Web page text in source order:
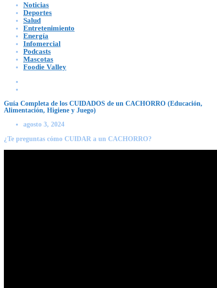
Noticias
Deportes
Salud
Entretenimiento
Energía
Infomercial
Podcasts
Mascotas
Foodie Valley
Guía Completa de los CUIDADOS de un CACHORRO (Educación,
Alimentación, Higiene y Juego)
agosto 3, 2024
¿Te preguntas cómo CUIDAR a un CACHORRO?